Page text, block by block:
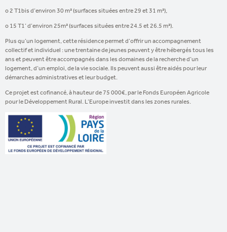
o 2 T1bis d’environ 30 m² (surfaces situées entre 29 et 31 m²),
o 15 T1’ d’environ 25m² (surfaces situées entre 24.5 et 26.5 m²).
Plus qu’un logement, cette résidence permet d’offrir un accompagnement
collectif et individuel : une trentaine de jeunes peuvent y être hébergés tous les
ans et peuvent être accompagnés dans les domaines de la recherche d’un
logement, d’un emploi, de la vie sociale. Ils peuvent aussi être aidés pour leur
démarches administratives et leur budget.
Ce projet est cofinancé, à hauteur de 75 000€, par le Fonds Européen Agricole
pour le Développement Rural. L’Europe investit dans les zones rurales.